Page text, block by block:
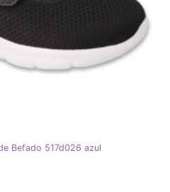
Befado 517d026 azul